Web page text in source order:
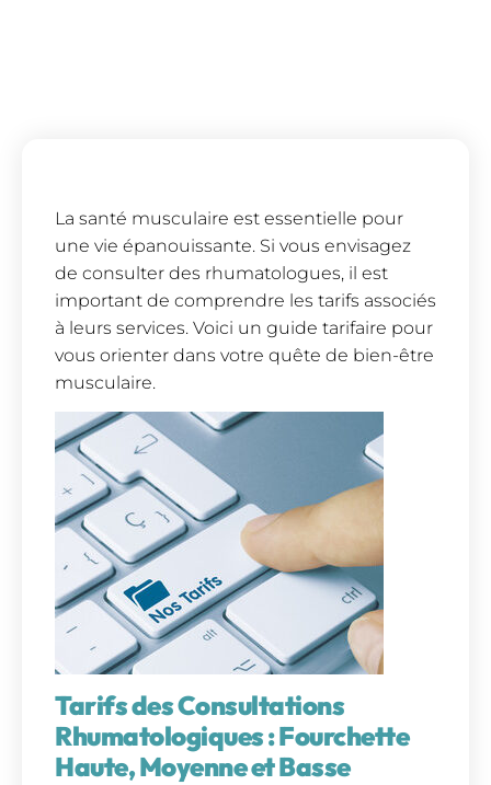
La santé musculaire est essentielle pour
une vie épanouissante. Si vous envisagez
de consulter des rhumatologues, il est
important de comprendre les tarifs associés
à leurs services. Voici un guide tarifaire pour
vous orienter dans votre quête de bien-être
musculaire.
Tarifs des Consultations
Rhumatologiques : Fourchette
Haute, Moyenne et Basse